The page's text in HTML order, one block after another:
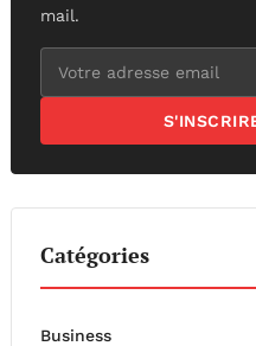
mail.
Catégories
Business